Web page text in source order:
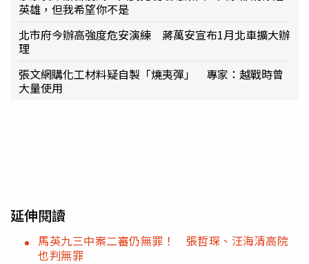
英雄，但我希望你不是
北市府今辦高強度危安演練 蔣萬安宣布1月北車擴大辦
理
張文網購化工材料疑自製「燒夷彈」 專家：越戰時曾
大量使用
延伸閱讀
馬英九三中案二審仍無罪！ 張哲琛、汪海清高院
也判無罪